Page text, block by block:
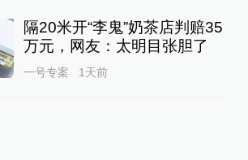
隔20米开“李鬼”奶茶店判赔35
万元，网友：太明目张胆了
一号专案 1天前